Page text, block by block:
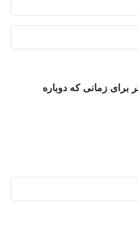
برای زمانی که دوباره